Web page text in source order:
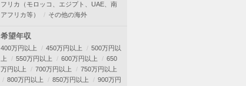
フリカ（モロッコ、エジプト、UAE、南
アフリカ等）
その他の海外
希望年収
400万円以上 450万円以上
500万円以
上
550万円以上 600万円以上
650
万円以上
700万円以上
750万円以上
800万円以上
850万円以上
900万円